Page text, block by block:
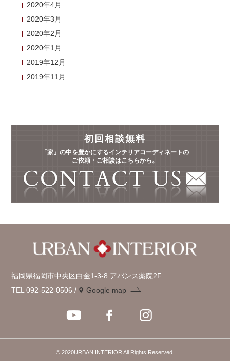
2020年4月
2020年3月
2020年2月
2020年1月
2019年12月
2019年11月
初回相談無料
「家」の中を豊かにするインテリアコーディネートの
ご依頼・ご相談はこちらから。
福岡県福岡市中央区白金1-3-8 アバンス薬院2F
TEL 092-522-0506
Google map
© 2020URBAN INTERIOR All Rights Reserved.